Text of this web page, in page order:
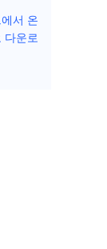
서 온
다운로